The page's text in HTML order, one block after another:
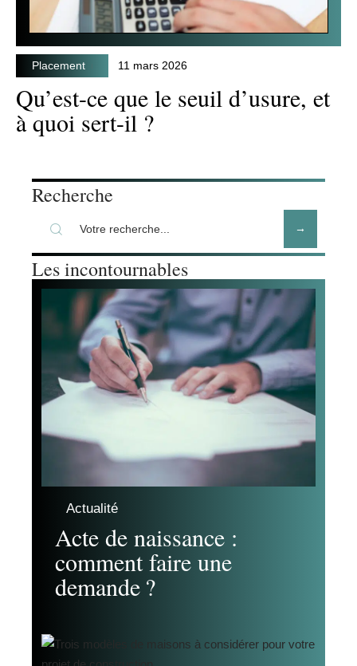
Placement 11 mars 2026
Qu’est-ce que le seuil d’usure, et
à quoi sert-il ?
Recherche
Les incontournables
Actualité
Acte de naissance :
comment faire une
demande ?